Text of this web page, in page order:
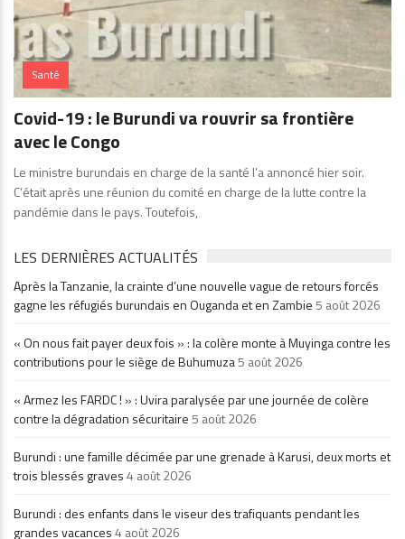
Santé
Covid-19 : le Burundi va rouvrir sa frontière
avec le Congo
Le ministre burundais en charge de la santé l’a annoncé hier soir.
C’était après une réunion du comité en charge de la lutte contre la
pandémie dans le pays. Toutefois,
LES DERNIÈRES ACTUALITÉS
Après la Tanzanie, la crainte d’une nouvelle vague de retours forcés
gagne les réfugiés burundais en Ouganda et en Zambie5 août 2026
« On nous fait payer deux fois » : la colère monte à Muyinga contre les
contributions pour le siège de Buhumuza5 août 2026
« Armez les FARDC ! » : Uvira paralysée par une journée de colère
contre la dégradation sécuritaire5 août 2026
Burundi : une famille décimée par une grenade à Karusi, deux morts et
trois blessés graves4 août 2026
Burundi : des enfants dans le viseur des trafiquants pendant les
grandes vacances4 août 2026